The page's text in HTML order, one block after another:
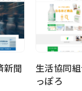
新聞
生活協同
っぽろ